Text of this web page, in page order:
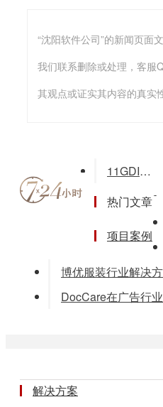
我们联系删除或处理，客服
其观点或证实其内容的真实性
热门文章
项目案例
11GDI编程4—图元文件与打印(word)
博优服装行业解决
解决方案